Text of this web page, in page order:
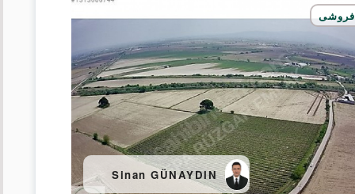
أرض
قیمت
فروشی
Sinan GÜNAYDIN